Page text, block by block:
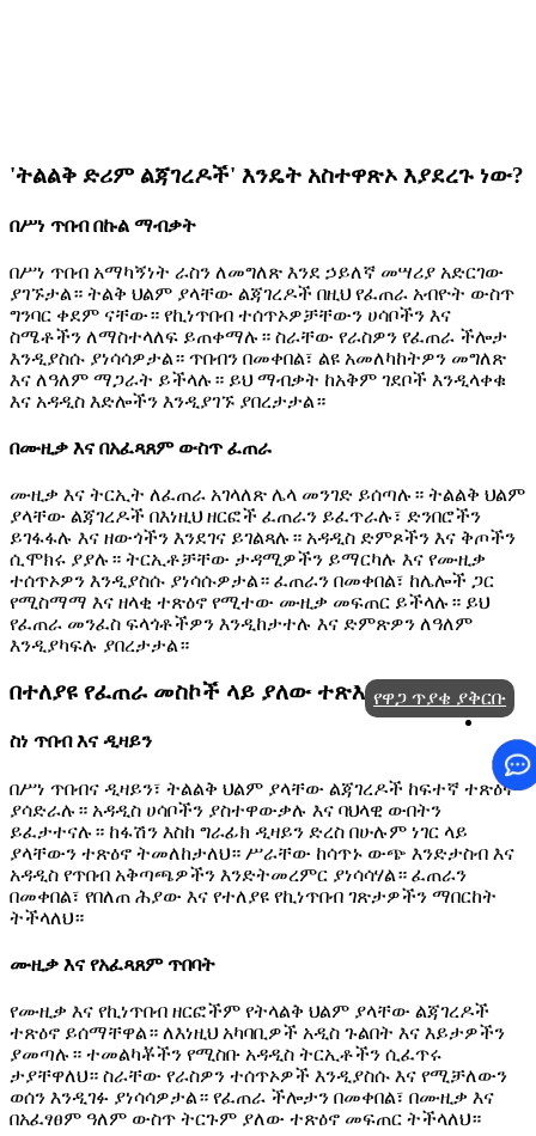
'ትልልቅ ድሪም ልጃገረዶች' እንዴት አስተዋጽኦ እያደረጉ ነው?
በሥነ ጥበብ በኩል ማብቃት
በሥነ ጥበብ አማካኝነት ራስን ለመግለጽ እንደ ኃይለኛ መሣሪያ አድርገው
ያገኙታል። ትልቅ ህልም ያላቸው ልጃገረዶች በዚህ የፈጠራ አብዮት ውስጥ
ግንባር ቀደም ናቸው። የኪነጥበብ ተሰጥኦዎቻቸውን ሀሳቦችን እና
ስሜቶችን ለማስተላለፍ ይጠቀማሉ። ስራቸው የራስዎን የፈጠራ ችሎታ
እንዲያስሱ ያነሳሳዎታል። ጥበብን በመቀበል፣ ልዩ አመለካከትዎን መግለጽ
እና ለዓለም ማጋራት ይችላሉ። ይህ ማብቃት ከአቅም ገደቦች እንዲላቀቁ
እና አዳዲስ እድሎችን እንዲያገኙ ያበረታታል።
በሙዚቃ እና በአፈጻጸም ውስጥ ፈጠራ
ሙዚቃ እና ትርኢት ለፈጠራ አገላለጽ ሌላ መንገድ ይሰጣሉ። ትልልቅ ህልም
ያላቸው ልጃገረዶች በእነዚህ ዘርፎች ፈጠራን ይፈጥራሉ፣ ድንበሮችን
ይገፋፋሉ እና ዘውጎችን እንደገና ይገልጻሉ። አዳዲስ ድምጾችን እና ቅጦችን
ሲሞክሩ ያያሉ። ትርኢቶቻቸው ታዳሚዎችን ይማርካሉ እና የሙዚቃ
ተሰጥኦዎን እንዲያስሱ ያነሳሱዎታል። ፈጠራን በመቀበል፣ ከሌሎች ጋር
የሚስማማ እና ዘላቂ ተጽዕኖ የሚተው ሙዚቃ መፍጠር ይችላሉ። ይህ
የፈጠራ መንፈስ ፍላጎቶችዎን እንዲከታተሉ እና ድምጽዎን ለዓለም
እንዲያካፍሉ ያበረታታል።
በተለያዩ የፈጠራ መስኮች ላይ ያለው ተጽእኖ
ስነ ጥበብ እና ዲዛይን
በሥነ ጥበብና ዲዛይን፣ ትልልቅ ህልም ያላቸው ልጃገረዶች ከፍተኛ ተጽዕኖ
ያሳድራሉ። አዳዲስ ሀሳቦችን ያስተዋውቃሉ እና ባህላዊ ውበትን
ይፈታተናሉ። ከፋሽን እስከ ግራፊክ ዲዛይን ድረስ በሁሉም ነገር ላይ
ያላቸውን ተጽዕኖ ትመለከታለህ። ሥራቸው ከሳጥኑ ውጭ እንድታስብ እና
አዳዲስ የጥበብ አቅጣጫዎችን እንድትመረምር ያነሳሳሃል። ፈጠራን
በመቀበል፣ የበለጠ ሕያው እና የተለያዩ የኪነጥበብ ገጽታዎችን ማበርከት
ትችላለህ።
ሙዚቃ እና የአፈጻጸም ጥበባት
የሙዚቃ እና የኪነጥበብ ዘርፎችም የትላልቅ ህልም ያላቸው ልጃገረዶች
ተጽዕኖ ይሰማቸዋል። ለእነዚህ አካባቢዎች አዲስ ጉልበት እና እይታዎችን
ያመጣሉ። ተመልካቾችን የሚስቡ አዳዲስ ትርኢቶችን ሲፈጥሩ
ታያቸዋለህ። ስራቸው የራስዎን ተሰጥኦዎች እንዲያስሱ እና የሚቻለውን
ወሰን እንዲገፉ ያነሳሳዎታል። የፈጠራ ችሎታን በመቀበል፣ በሙዚቃ እና
በአፈፃፀም ዓለም ውስጥ ትርጉም ያለው ተጽዕኖ መፍጠር ትችላለህ።
የዋጋ ጥያቄ ያቅርቡ